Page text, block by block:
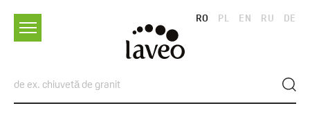
RO PL EN RU DE